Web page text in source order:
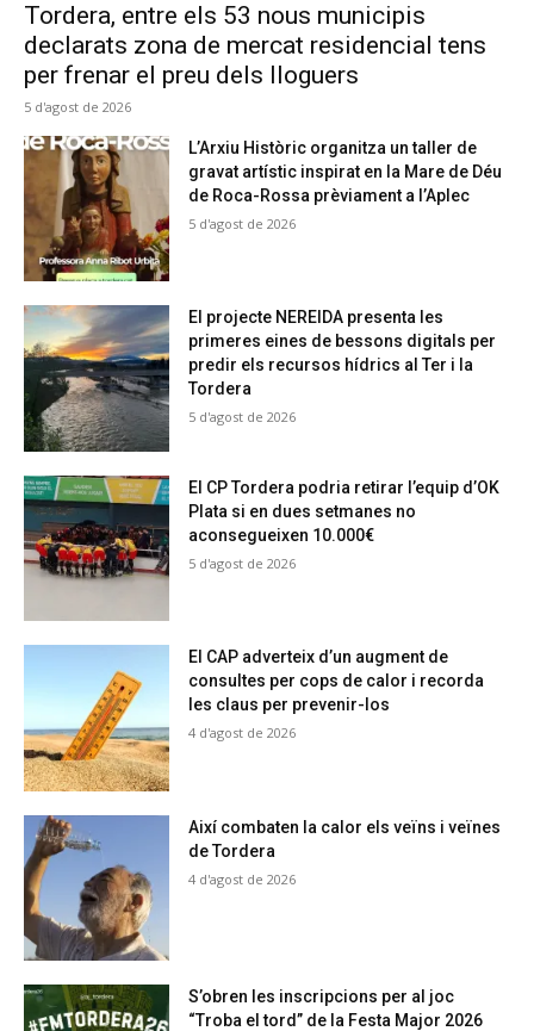
Tordera, entre els 53 nous municipis
declarats zona de mercat residencial tens
per frenar el preu dels lloguers
5 d'agost de 2026
L’Arxiu Històric organitza un taller de
gravat artístic inspirat en la Mare de Déu
de Roca-Rossa prèviament a l’Aplec
5 d'agost de 2026
El projecte NEREIDA presenta les
primeres eines de bessons digitals per
predir els recursos hídrics al Ter i la
Tordera
5 d'agost de 2026
El CP Tordera podria retirar l’equip d’OK
Plata si en dues setmanes no
aconsegueixen 10.000€
5 d'agost de 2026
El CAP adverteix d’un augment de
consultes per cops de calor i recorda
les claus per prevenir-los
4 d'agost de 2026
Així combaten la calor els veïns i veïnes
de Tordera
4 d'agost de 2026
S’obren les inscripcions per al joc
“Troba el tord” de la Festa Major 2026